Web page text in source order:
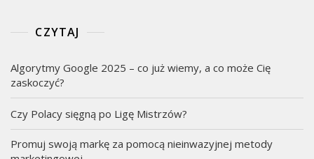
CZYTAJ
Algorytmy Google 2025 – co już wiemy, a co może Cię
zaskoczyć?
Czy Polacy sięgną po Ligę Mistrzów?
Promuj swoją markę za pomocą nieinwazyjnej metody